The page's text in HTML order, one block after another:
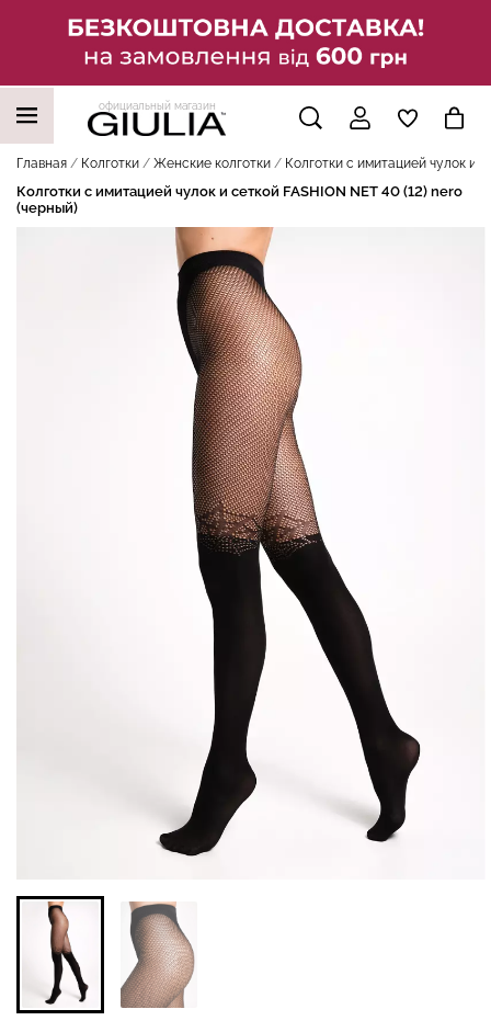
официальный магазин
Главная Колготки Женские колготки Колготки с имитацией чулок и
Колготки с имитацией чулок и сеткой FASHION NET 40 (12) nero
(черный)
НАШИ ТРЕНДОВЫЕ ТОВАРЫ
Бесшовные леггинсы из
микрофибры LEGGINGS
Велосипедки с высокой
талией TRACKS 01
(черный) Giulia
384 грн.
549 грн.